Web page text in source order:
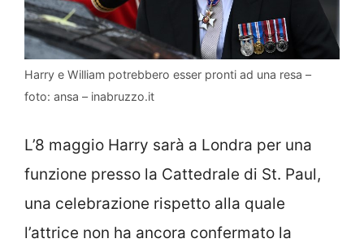
Harry e William potrebbero esser pronti ad una resa –
foto: ansa – inabruzzo.it
L’8 maggio Harry sarà a Londra per una
funzione presso la Cattedrale di St. Paul,
una celebrazione rispetto alla quale
l’attrice non ha ancora confermato la